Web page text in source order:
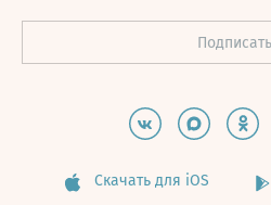
Скачать для iOS